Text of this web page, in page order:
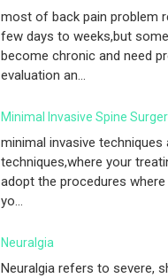
most of back pain problem
few days to weeks,but
become chronic and need
evaluation an...
Minimal Invasive Spine
minimal invasive techniques
techniques,where your
adopt the procedures where
yo...
Neuralgia
Neuralgia refers to severe,